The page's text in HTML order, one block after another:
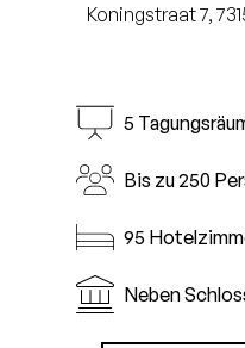
Koningstraat 7,
5
Bis zu 250
95
Neben